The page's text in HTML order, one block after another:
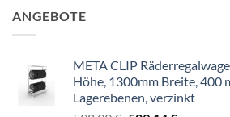
ANGEBOTE
META CLIP
Höhe, 1300mm Breite, 400
Lagerebenen, verzinkt